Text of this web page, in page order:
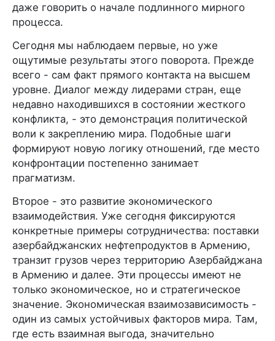
даже говорить о начале подлинного мирного
процесса.
Сегодня мы наблюдаем первые, но уже
ощутимые результаты этого поворота. Прежде
всего - сам факт прямого контакта на высшем
уровне. Диалог между лидерами стран, еще
недавно находившихся в состоянии жесткого
конфликта, - это демонстрация политической
воли к закреплению мира. Подобные шаги
формируют новую логику отношений, где место
конфронтации постепенно занимает
прагматизм.
Второе - это развитие экономического
взаимодействия. Уже сегодня фиксируются
конкретные примеры сотрудничества: поставки
азербайджанских нефтепродуктов в Армению,
транзит грузов через территорию Азербайджана
в Армению и далее. Эти процессы имеют не
только экономическое, но и стратегическое
значение. Экономическая взаимозависимость -
один из самых устойчивых факторов мира. Там,
где есть взаимная выгода, значительно